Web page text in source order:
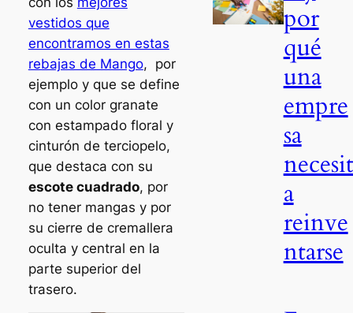
vestidos que
encontramos en estas
rebajas de Mango, por
ejemplo y que se define
con un color granate
con estampado floral y
cinturón de terciopelo,
que destaca con su
escote cuadrado, por
no tener mangas y por
su cierre de cremallera
oculta y central en la
parte superior del
trasero.
por
qué
una
empre
sa
necesit
a
reinve
ntarse